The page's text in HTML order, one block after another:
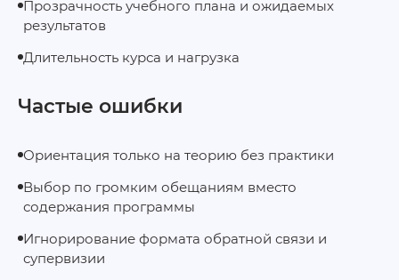
Прозрачность учебного плана и ожидаемых
результатов
Длительность курса и нагрузка
Частые ошибки
Ориентация только на теорию без практики
Выбор по громким обещаниям вместо
содержания программы
Игнорирование формата обратной связи и
супервизии